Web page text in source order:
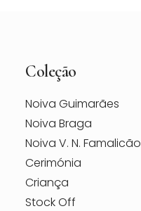
Coleção
Noiva Guimarães
Noiva Braga
Noiva V. N. Famalicão
Cerimónia
Criança
Stock Off